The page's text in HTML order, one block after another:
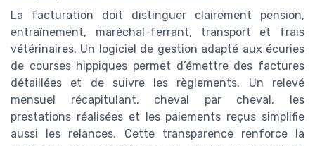
La facturation doit distinguer clairement pension,
entraînement, maréchal-ferrant, transport et frais
vétérinaires. Un logiciel de gestion adapté aux écuries
de courses hippiques permet d’émettre des factures
détaillées et de suivre les règlements. Un relevé
mensuel récapitulant, cheval par cheval, les
prestations réalisées et les paiements reçus simplifie
aussi les relances. Cette transparence renforce la